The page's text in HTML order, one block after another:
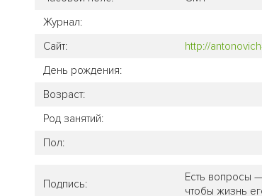
Журнал:
Сайт:
http://
День рождения:
Возраст:
Род занятий:
Пол:
Подпись:
Есть вопросы
чтобы жизнь